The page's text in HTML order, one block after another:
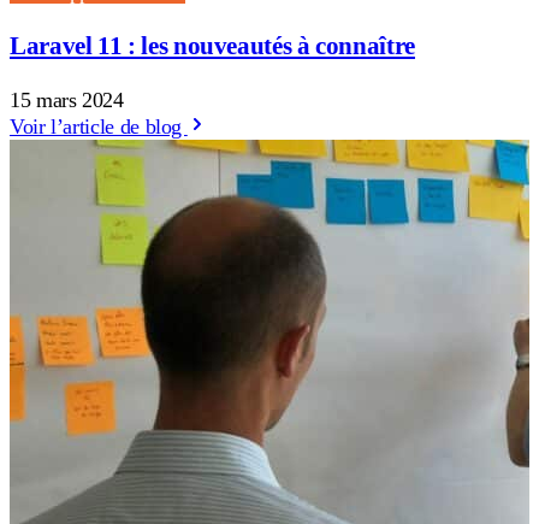
Laravel 11 : les nouveautés à connaître
15 mars 2024
Voir l’article de blog